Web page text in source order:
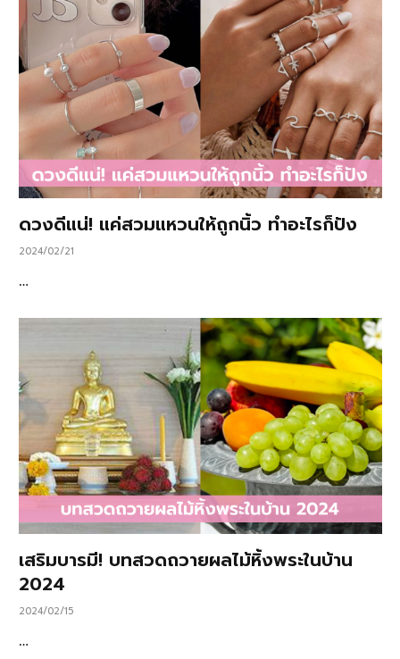
ดวงดีแน่! แค่สวมแหวนให้ถูกนิ้ว ทำอะไรก็ปัง
2024/02/21
…
เสริมบารมี! บทสวดถวายผลไม้หิ้งพระในบ้าน
2024
2024/02/15
…